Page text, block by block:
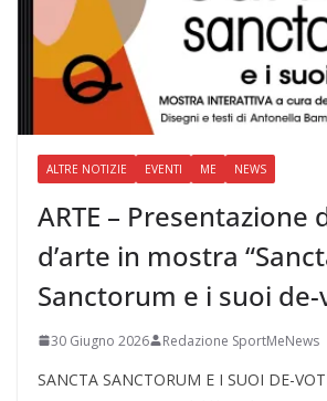
ALTRE NOTIZIE EVENTI ME NEWS
ARTE – Presentazione
d’arte in mostra
Sanctorum e i suoi de-
30 Giugno 2026 Redazione SportMeNews
SANCTA SANCTORUM E I SUOI DE-